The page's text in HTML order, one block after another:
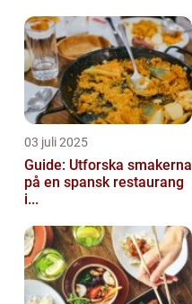
03 juli 2025
Guide: Utforska smakerna
på en spansk restaurang
i...